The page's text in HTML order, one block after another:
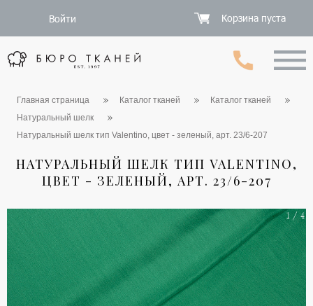
Войти Корзина пуста
Главная страница Каталог тканей
Каталог тканей
Натуральный шелк
Натуральный шелк тип Valentino, цвет - зеленый, арт. 23/6-207
НАТУРАЛЬНЫЙ ШЕЛК ТИП VALENTINO,
ЦВЕТ - ЗЕЛЕНЫЙ, АРТ. 23/6-207
1 / 4